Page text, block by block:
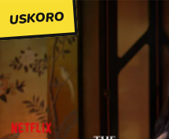
USKORO